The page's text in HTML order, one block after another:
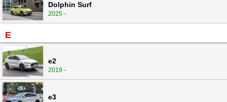
Dolphin Surf
2025 -
E
e2
2019 -
e3